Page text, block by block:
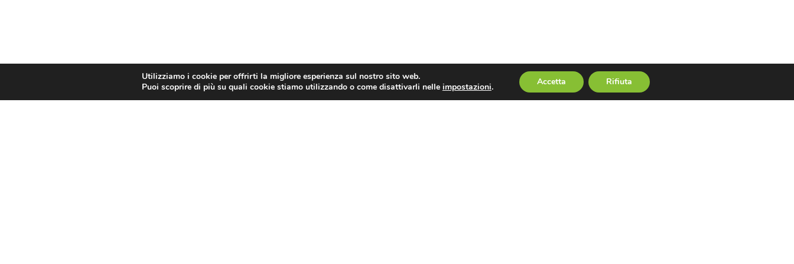
Copyright © 2025 - New Service - Strategie Digitali Innovea |Privacy Policy Cookie Policy Preferenze Cookies P.iva:05247220964
Utilizziamo i cookie per offrirti la migliore esperienza sul nostro sito web.
Puoi scoprire di più su quali cookie stiamo utilizzando o come disattivarli nelle impostazioni. Accetta Rifiuta